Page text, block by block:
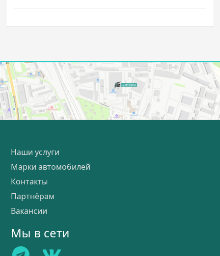
Наши услуги
Марки автомобилей
Контакты
Партнёрам
Вакансии
Мы в сети